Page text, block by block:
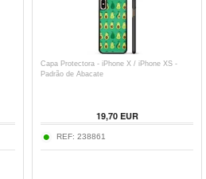
Capa Protectora - iPhone X / iPhone XS -
Padrão de Abacate
19,70EUR
REF: 238861